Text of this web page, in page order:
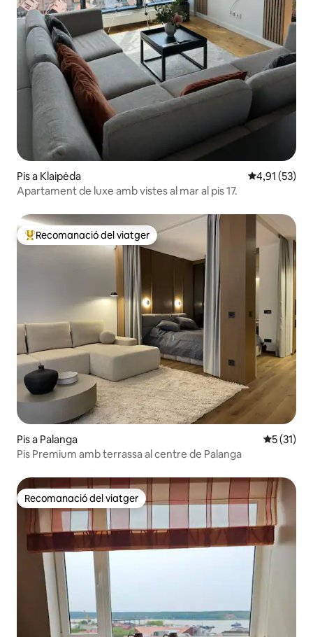
Pis a Klaipėda 4,91 de
4,91 (53)
Apartament de luxe amb vistes al mar al pis 17.
Principals recomanacions dels viatgers
Recomanació del viatger
Pis a Palanga 5 de
5 (31)
Pis Premium amb terrassa al centre de Palanga
Recomanació del viatger
Recomanació del viatger